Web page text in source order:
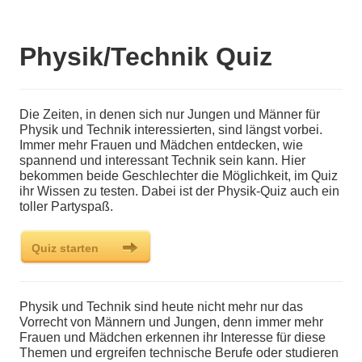
Physik/Technik Quiz
Die Zeiten, in denen sich nur Jungen und Männer für
Physik und Technik interessierten, sind längst vorbei.
Immer mehr Frauen und Mädchen entdecken, wie
spannend und interessant Technik sein kann. Hier
bekommen beide Geschlechter die Möglichkeit, im Quiz
ihr Wissen zu testen. Dabei ist der Physik-Quiz auch ein
toller Partyspaß.
Physik und Technik sind heute nicht mehr nur das
Vorrecht von Männern und Jungen, denn immer mehr
Frauen und Mädchen erkennen ihr Interesse für diese
Themen und ergreifen technische Berufe oder studieren